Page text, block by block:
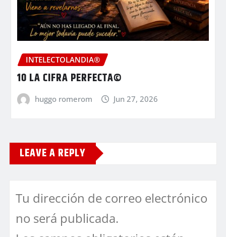
INTELECTOLANDIA®
10 LA CIFRA PERFECTA©
huggo romerom Jun 27, 2026
LEAVE A REPLY
Tu dirección de correo electrónico
no será publicada.